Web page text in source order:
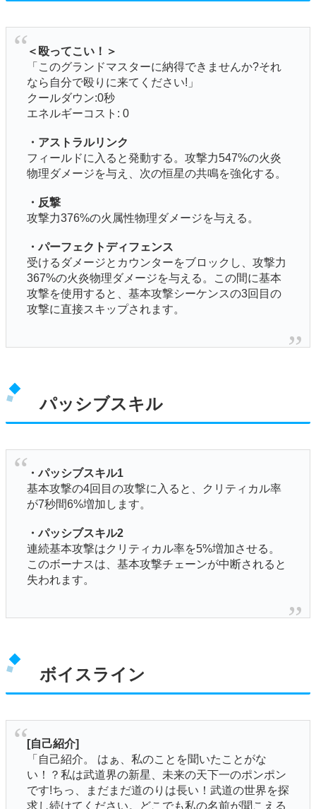
＜殴ってこい！＞
「このグランドマスターに納得できませんか?それ
なら自分で殴りに来てください!」
クールダウン:0秒
エネルギーコスト: 0
・アストラルリンク
フィールドに入ると発動する。攻撃力547%の火炎
物理ダメージを与え、次の恒星の共鳴を強化する。
・反撃
攻撃力376%の火属性物理ダメージを与える。
・パーフェクトディフェンス
受けるダメージとカウンターをブロックし、攻撃力
367%の火炎物理ダメージを与える。この間に基本
攻撃を使用すると、基本攻撃シーケンスの3回目の
攻撃に直接スキップされます。
パッシブスキル
・パッシブスキル1
基本攻撃の4回目の攻撃に入ると、クリティカル率
が7秒間6%増加します。
・パッシブスキル2
連続基本攻撃はクリティカル率を5%増加させる。
このボーナスは、基本攻撃チェーンが中断されると
失われます。
ボイスライン
[自己紹介]
「自己紹介。 はぁ、私のことを聞いたことがな
い！？私は武道界の新星、未来の天下一のポンポン
です!ちっ、まだまだ道のりは長い！武道の世界を探
求し続けてください。どこでも私の名前が聞こえる